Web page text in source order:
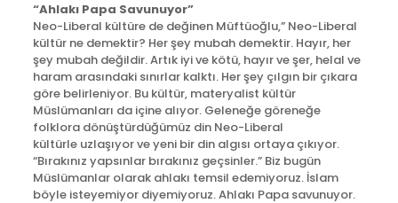
“Ahlakı Papa Savunuyor”
Neo-Liberal kültüre de değinen Müftüoğlu,” Neo-Liberal
kültür ne demektir? Her şey mubah demektir. Hayır, her
şey mubah değildir. Artık iyi ve kötü, hayır ve şer, helal ve
haram arasındaki sınırlar kalktı. Her şey çılgın bir çıkara
göre belirleniyor. Bu kültür, materyalist kültür
Müslümanları da içine alıyor. Geleneğe göreneğe
folklora dönüştürdüğümüz din Neo-Liberal
kültürle uzlaşıyor ve yeni bir din algısı ortaya çıkıyor.
“Bırakınız yapsınlar bırakınız geçsinler.” Biz bugün
Müslümanlar olarak ahlakı temsil edemiyoruz. İslam
böyle isteyemiyor diyemiyoruz. Ahlakı Papa savunuyor.